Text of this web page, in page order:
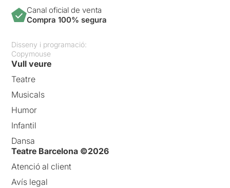
Canal oficial de venta
Compra 100% segura
Disseny i programació:
Copymouse
Vull veure
Teatre
Musicals
Humor
Infantil
Dansa
Teatre Barcelona ©2026
Atenció al client
Avís legal